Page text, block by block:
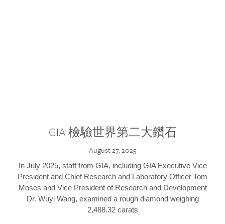
GIA 檢驗世界第二大鑽石
August 27, 2025
In July 2025, staff from GIA, including GIA Executive Vice
President and Chief Research and Laboratory Officer Tom
Moses and Vice President of Research and Development
Dr. Wuyi Wang, examined a rough diamond weighing
2,488.32 carats